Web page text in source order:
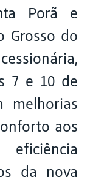
Porã e
Grosso do
7 e 10 de
melhorias
aos
da nova